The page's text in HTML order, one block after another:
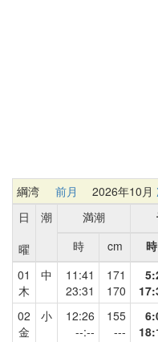
綱湾 前月 2026年10月
日
曜
潮 満潮
時
cm 時
01
木
中
11:41
23:31
171
170
02
金
小
12:26
--:--
155
---